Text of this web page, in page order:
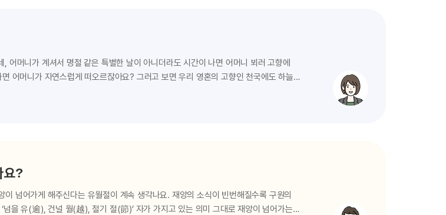
어머니가 계셔서 명절 같은 특별한 날이 아니더라도 시간이 나면 어머니 뵈러 고향에
어머니가 자연스럽게 떠오르잖아요? 그러고 보면 우리 영혼의 고향인 천국에도 하늘
들었을 때 많이 놀랐어요. 하나님을 다들 아버지라고 부르잖아요. 저도 당연히 그런
요?
넘어가게 해주신다는 유월절이 계속 생각나요. 재앙의 소식이 빈번해질수록 구원의
을 유(逾), 건널 월(越), 절기 절(節)’ 자가 가지고 있는 의미 그대로 재앙이 넘어가는